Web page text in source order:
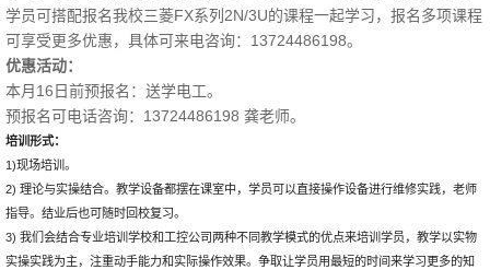
学员可搭配报名我校三菱FX系列2N/3U的课程一起学习，报名多项课程
可享受更多优惠，具体可来电咨询：13724486198。
优惠活动：
本月 16日前预报名：送学电工。
预报名可电话咨询： 13724486198 龚老师。
培训形式：
1)现场培训。
2) 理论与实操结合。教学设备都摆在课室中，学员可以直接操作设备进行维修实践，老师
指导。结业后也可随时回校复习。
3) 我们会结合专业培训学校和工控公司两种不同教学模式的优点来培训学员，教学以实物
实操实践为主，注重动手能力和实际操作效果。争取让学员用最短的时间来学习更多的知